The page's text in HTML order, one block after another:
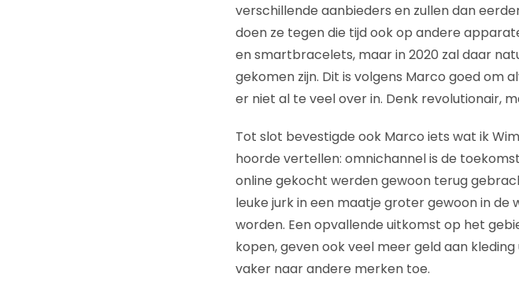
verschillende aanbieders en zullen dan
doen ze tegen die tijd ook op andere
en smartbracelets, maar in 2020 zal daar
gekomen zijn. Dit is volgens Marco goed om
er niet al te veel over in. Denk revolutionair,
Tot slot bevestigde ook Marco iets wat ik
hoorde vertellen: omnichannel is de
online gekocht werden gewoon terug
leuke jurk in een maatje groter gewoon in
worden. Een opvallende uitkomst op het
kopen, geven ook veel meer geld aan
vaker naar andere merken toe.